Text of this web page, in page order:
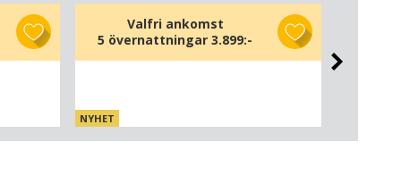
Valfri ankomst
5 övernattningar3.899:-
NYHET